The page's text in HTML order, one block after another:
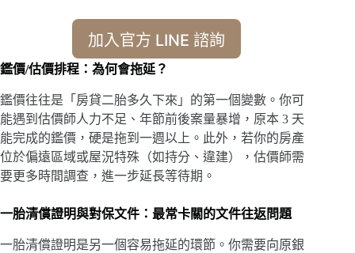
加入官方 LINE 諮詢
鑑價/估價排程：為何會拖延？
鑑價往往是「房貸二胎多久下來」的第一個變數。你可
能遇到估價師人力不足、年節前後案量暴增，原本 3 天
能完成的鑑價，硬是拖到一週以上。此外，若你的房產
位於偏遠區域或屋況特殊（如持分、違建），估價師需
要更多時間調查，進一步延長等待期。
一胎清償證明與對保文件：最常卡關的文件往返問題
一胎清償證明是另一個容易拖延的環節。你需要向原銀